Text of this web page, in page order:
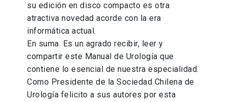
su edición en disco compacto es otra
atractiva novedad acorde con la era
informática actual.
En suma. Es un agrado recibir, leer y
compartir este Manual de Urología que
contiene lo esencial de nuestra especialidad.
Como Presidente de la Sociedad Chilena de
Urología felicito a sus autores por esta